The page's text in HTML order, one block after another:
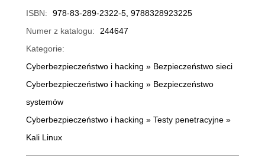
ISBN:
978-83-289-2322-5, 9788328923225
Numer z katalogu:
244647
Kategorie:
Cyberbezpieczeństwo i hacking » Bezpieczeństwo sieci
Cyberbezpieczeństwo i hacking » Bezpieczeństwo
systemów
Cyberbezpieczeństwo i hacking » Testy penetracyjne »
Kali Linux